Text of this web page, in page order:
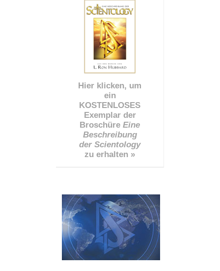
Hier klicken, um
ein
KOSTENLOSES
Exemplar der
Broschüre Eine
Beschreibung
der Scientology
zu erhalten »